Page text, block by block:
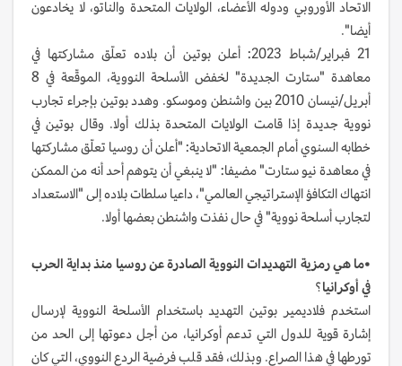
الاتحاد الأوروبي ودوله الأعضاء، الولايات المتحدة والناتو، لا يخادعون
أيضا".
21 فبراير/شباط 2023: أعلن بوتين أن بلاده تعلّق مشاركتها في
معاهدة "ستارت الجديدة" لخفض الأسلحة النووية، الموقّعة في 8
أبريل/نيسان 2010 بين واشنطن وموسكو. وهدد بوتين بإجراء تجارب
نووية جديدة إذا قامت الولايات المتحدة بذلك أولا. وقال بوتين في
خطابه السنوي أمام الجمعية الاتحادية: "أعلن أن روسيا تعلّق مشاركتها
في معاهدة نيو ستارت" مضيفا: "لا ينبغي أن يتوهم أحد أنه من الممكن
انتهاك التكافؤ الإستراتيجي العالمي"، داعيا سلطات بلاده إلى "الاستعداد
لتجارب أسلحة نووية" في حال نفذت واشنطن بعضها أولا.
•ما هي رمزية التهديدات النووية الصادرة عن روسيا منذ بداية الحرب
في أوكرانيا؟
استخدم فلاديمير بوتين التهديد باستخدام الأسلحة النووية لإرسال
إشارة قوية للدول التي تدعم أوكرانيا، من أجل دعوتها إلى الحد من
تورطها في هذا الصراع. وبذلك، فقد قلب فرضية الردع النووي، التي كان